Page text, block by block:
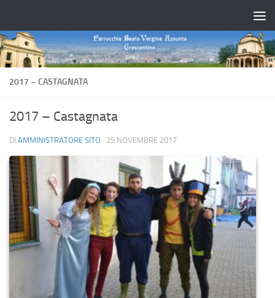
2017 – CASTAGNATA
2017 – Castagnata
DI AMMINISTRATORE SITO · 25 NOVEMBRE 2017